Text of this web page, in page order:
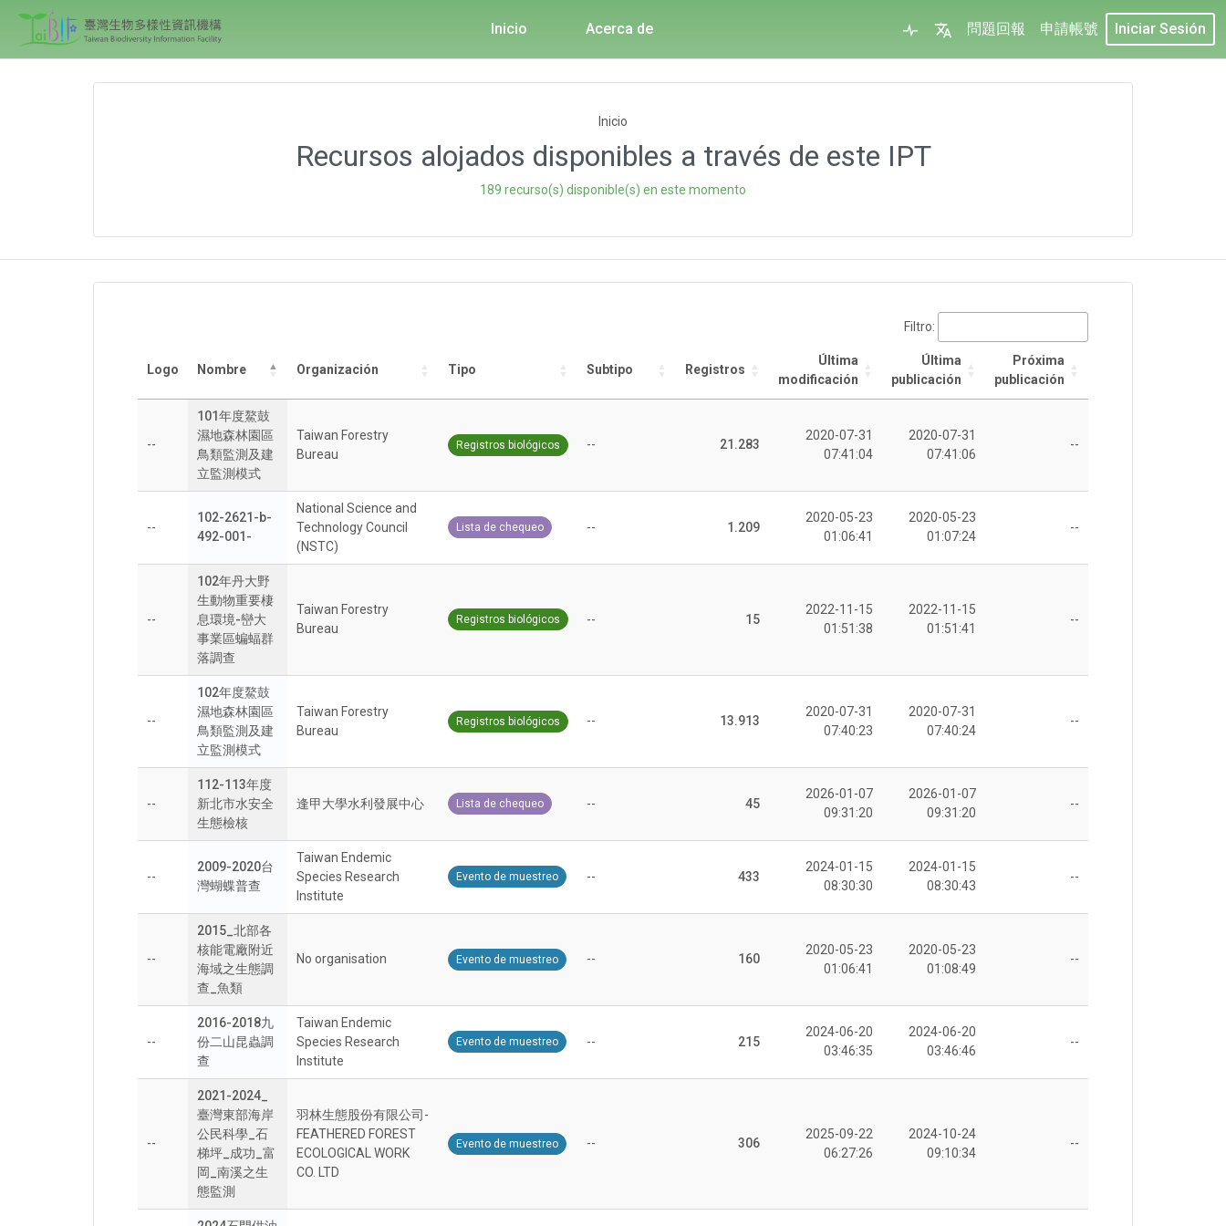
Inicio Acerca de 問題回報 申請帳號 Iniciar Sesión
Inicio
Recursos alojados disponibles a través de este IPT
189 recurso(s) disponible(s) en este momento
Filtro:
Logo Nombre Organización Tipo Subtipo Registros
Última
modificación
Última
publicación
Próxima
publicación
--
101年度鰲鼓
濕地森林園區
鳥類監測及建
立監測模式
Taiwan Forestry
Bureau
Registros biológicos -- 21.283
2020-07-31
07:41:04
2020-07-31
07:41:06
--
--
102-2621-b-
492-001-
National Science and
Technology Council
(NSTC)
Lista de chequeo -- 1.209
2020-05-23
01:06:41
2020-05-23
01:07:24
--
--
102年丹大野
生動物重要棲
息環境-巒大
事業區蝙蝠群
落調查
Taiwan Forestry
Bureau
Registros biológicos -- 15
2022-11-15
01:51:38
2022-11-15
01:51:41
--
--
102年度鰲鼓
濕地森林園區
鳥類監測及建
立監測模式
Taiwan Forestry
Bureau
Registros biológicos -- 13.913
2020-07-31
07:40:23
2020-07-31
07:40:24
--
--
112-113年度
新北市水安全
生態檢核
逢甲大學水利發展中心 Lista de chequeo -- 45
2026-01-07
09:31:20
2026-01-07
09:31:20
--
--
2009-2020台
灣蝴蝶普查
Taiwan Endemic
Species Research
Institute
Evento de muestreo -- 433
2024-01-15
08:30:30
2024-01-15
08:30:43
--
--
2015_北部各
核能電廠附近
海域之生態調
查_魚類
No organisation Evento de muestreo -- 160
2020-05-23
01:06:41
2020-05-23
01:08:49
--
--
2016-2018九
份二山昆蟲調
查
Taiwan Endemic
Species Research
Institute
Evento de muestreo -- 215
2024-06-20
03:46:35
2024-06-20
03:46:46
--
--
2021-2024_
臺灣東部海岸
公民科學_石
梯坪_成功_富
岡_南溪之生
態監測
羽林生態股份有限公司-
FEATHERED FOREST
ECOLOGICAL WORK
CO. LTD
Evento de muestreo -- 306
2025-09-22
06:27:26
2024-10-24
09:10:34
--